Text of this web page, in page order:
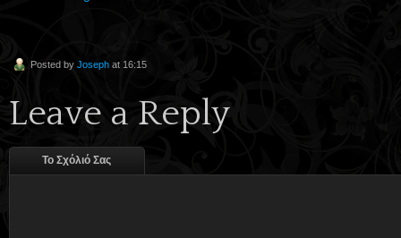
Posted by Joseph at 16:15
Leave a Reply
Το Σχόλιό Σας